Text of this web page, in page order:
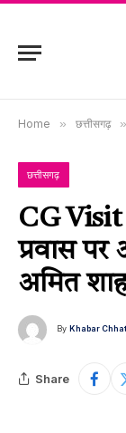
Home » छत्तीसगढ़ »
छत्तीसगढ़
CG Visit
प्रवास पर
अमित
By Khabar
Share